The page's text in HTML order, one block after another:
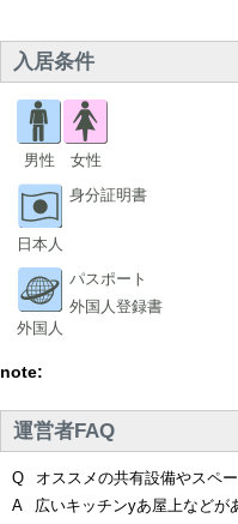
入居条件
男性 女性
日本人
身分証明書
外国人
パスポート
外国人登録書
note:
運営者FAQ
Q
オススメの共有設備やスペ
A
広いキッチンyあ屋上などが